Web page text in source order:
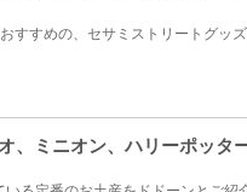
すすめの、セサミストリートグッ
、ミニオン、ハリーポッ